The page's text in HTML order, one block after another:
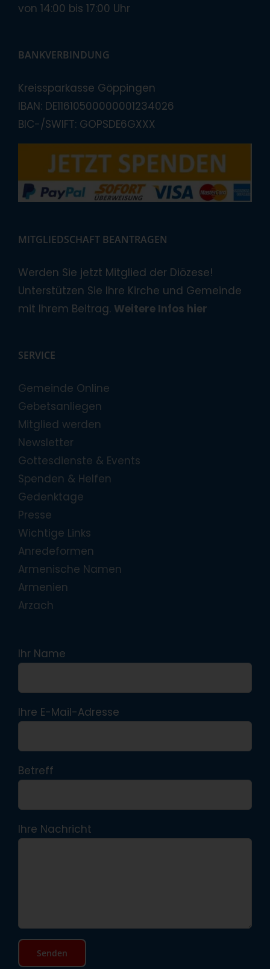
von 14:00 bis 17:00 Uhr
BANKVERBINDUNG
Kreissparkasse Göppingen
IBAN: DE11610500000001234026
BIC-/SWIFT: GOPSDE6GXXX
MITGLIEDSCHAFT BEANTRAGEN
Werden Sie jetzt Mitglied der Diözese!
Unterstützen Sie Ihre Kirche und Gemeinde
mit Ihrem Beitrag. Weitere Infos hier
SERVICE
Gemeinde Online
Gebetsanliegen
Mitglied werden
Newsletter
Gottesdienste & Events
Spenden & Helfen
Gedenktage
Presse
Wichtige Links
Anredeformen
Armenische Namen
Armenien
Arzach
Ihr Name
Ihre E-Mail-Adresse
Betreff
Ihre Nachricht